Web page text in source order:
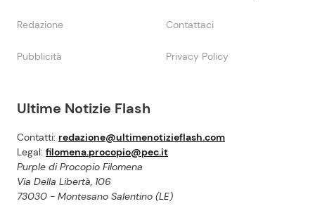
Ultime Notizie Flash
Contatti: redazione@ultimenotizieflash.com
Legal: filomena.procopio@pec.it
Purple di Procopio Filomena
Via Della Libertà, 106
73030 - Montesano Salentino (LE)
Redazione Contattaci
Pubblicità Privacy Policy